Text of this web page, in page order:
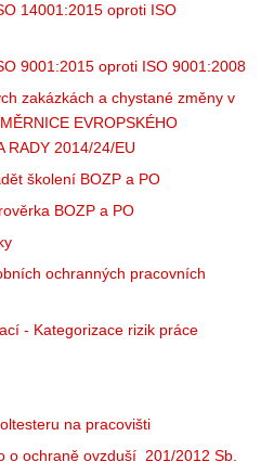
14001:2015 oproti ISO
9001:2015 oproti ISO 9001:2008
zakázkách a chystané změny v
EVROPSKÉHO
RADY 2014/24/EU
školení BOZP a PO
BOZP a PO
ochranných pracovních
- Kategorizace rizik práce
na pracovišti
o ochraně ovzduší 201/2012 Sb.